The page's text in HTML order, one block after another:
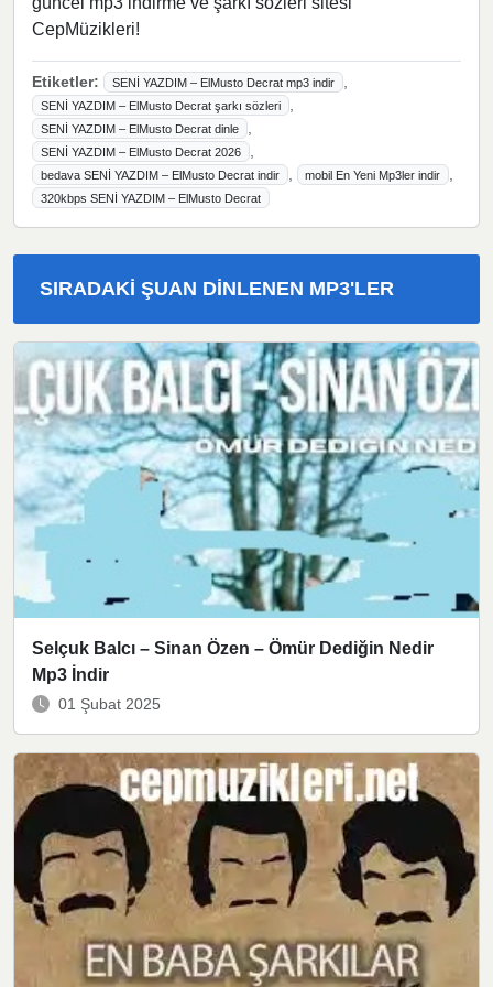
CepMüzikleri!
Etiketler: SENİ YAZDIM – ElMusto Decrat mp3 indir
SENİ YAZDIM – ElMusto Decrat şarkı sözleri
SENİ YAZDIM – ElMusto Decrat dinle
SENİ YAZDIM – ElMusto Decrat 2026
bedava SENİ YAZDIM – ElMusto Decrat indir mobil En Yeni Mp3ler indir
320kbps SENİ YAZDIM – ElMusto Decrat
SIRADAKI ŞUAN DINLENEN MP3'LER
Selçuk Balcı – Sinan Özen – Ömür Dediğin Nedir
Mp3 İndir
01 Şubat 2025